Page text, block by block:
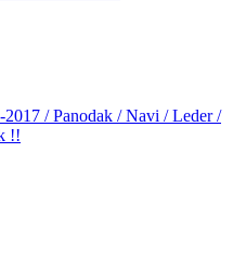
/ Panodak / Navi / Leder /
!!